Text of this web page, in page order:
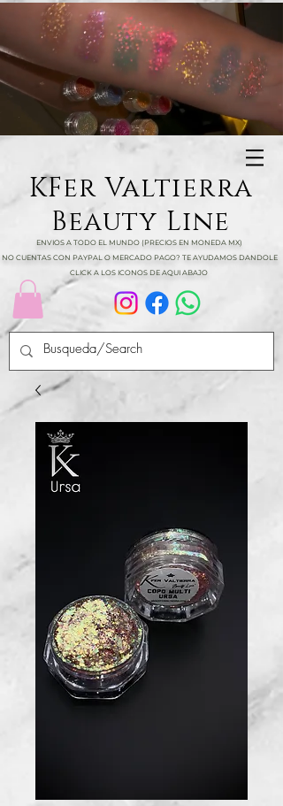
KFer Valtierra
Beauty Line
ENVIOS A TODO EL MUNDO (PRECIOS EN MONEDA MX)
NO CUENTAS CON PAYPAL O MERCADO PAGO? TE AYUDAMOS DANDOLE
CLICK A LOS ICONOS DE AQUI ABAJO